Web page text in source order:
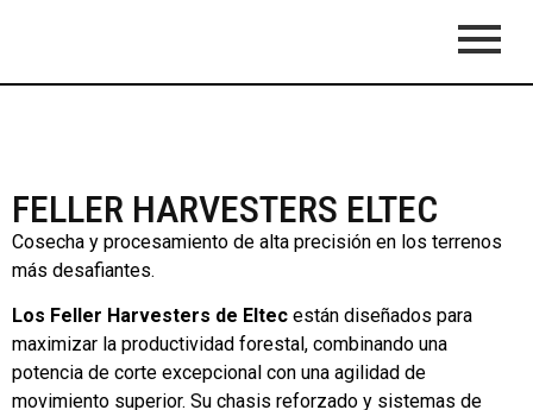
FELLER HARVESTERS ELTEC
Cosecha y procesamiento de alta precisión en los terrenos
más desafiantes.
Los Feller Harvesters de Eltec están diseñados para
maximizar la productividad forestal, combinando una
potencia de corte excepcional con una agilidad de
movimiento superior. Su chasis reforzado y sistemas de